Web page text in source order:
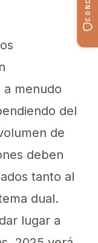
a menudo
del
de
deben
tanto al
dual.
lugar a